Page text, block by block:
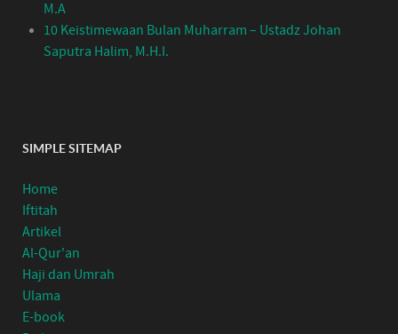
M.A
10 Keistimewaan Bulan Muharram – Ustadz Johan
Saputra Halim, M.H.I.
SIMPLE SITEMAP
Home
Iftitah
Artikel
Al-Qur'an
Haji dan Umrah
Ulama
E-book